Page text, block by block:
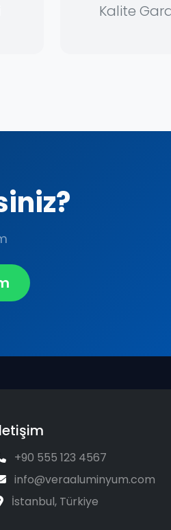
Kalite
+90 555 123 4567
info@veraaluminyum.com
İstanbul, Türkiye